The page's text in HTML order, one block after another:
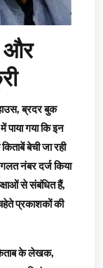
और
ब्रदर बुक
पाया गया कि इन
बेची जा रही
नंबर दर्ज किया
से संबंधित हैं,
प्रकाशकों की
के लेखक,